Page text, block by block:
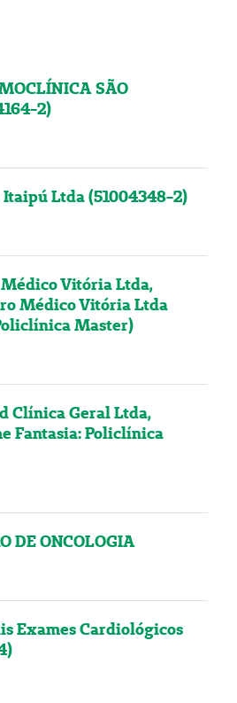
SÃO
2)
Ltda (51004348-2)
Vitória Ltda,
Médico Vitória Ltda
Master)
Clínica Geral Ltda,
Fantasia: Policlínica
DE ONCOLOGIA
Exames Cardiológicos